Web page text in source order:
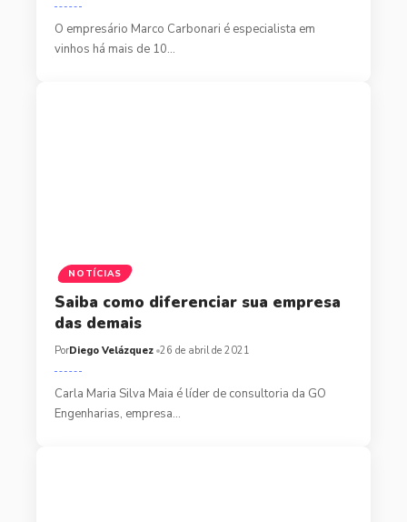
O empresário Marco Carbonari é especialista em
vinhos há mais de 10…
NOTÍCIAS
Saiba como diferenciar sua empresa
das demais
PorDiego Velázquez 26 de abril de 2021
Carla Maria Silva Maia é líder de consultoria da GO
Engenharias, empresa…